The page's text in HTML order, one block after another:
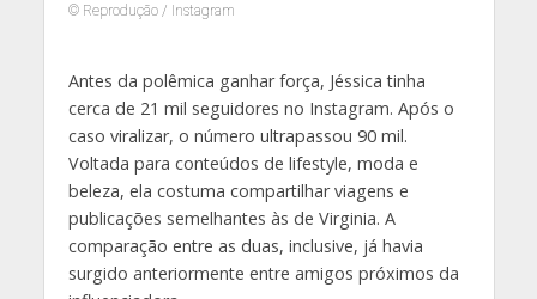
© Reprodução / Instagram
Antes da polêmica ganhar força, Jéssica tinha
cerca de 21 mil seguidores no Instagram. Após o
caso viralizar, o número ultrapassou 90 mil.
Voltada para conteúdos de lifestyle, moda e
beleza, ela costuma compartilhar viagens e
publicações semelhantes às de Virginia. A
comparação entre as duas, inclusive, já havia
surgido anteriormente entre amigos próximos da